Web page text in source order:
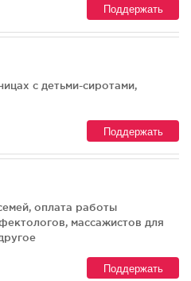
Поддержать
с детьми-сиротами,
Поддержать
оплата работы
массажистов для
Поддержать